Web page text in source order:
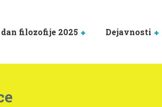
filozofije 2025 Dejavnosti